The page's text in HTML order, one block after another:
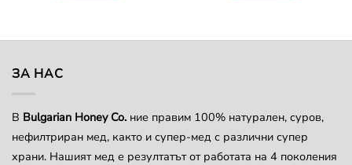
has
may
be
chosen
has
may
be
chosen
ЗА НАС
В Bulgarian Honey Co. ние правим 100% натурален, суров,
нефилтриран мед, както и супер-мед с различни супер
храни. Нашият мед е резултатът от работата на 4 поколения